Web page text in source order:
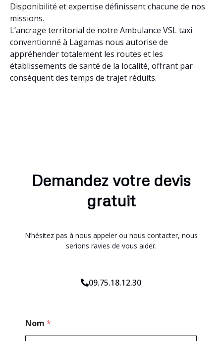
Disponibilité et expertise définissent chacune de nos
missions.
L’ancrage territorial de notre Ambulance VSL taxi
conventionné à Lagamas nous autorise de
appréhender totalement les routes et les
établissements de santé de la localité, offrant par
conséquent des temps de trajet réduits.
Demandez votre devis
gratuit
N’hésitez pas à nous appeler ou nous contacter, nous
serions ravies de vous aider.
09.75.18.12.30
o
d
Nom *